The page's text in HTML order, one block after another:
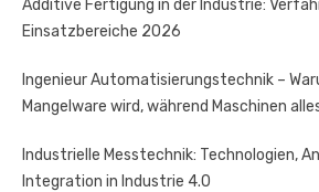
Additive Fertigung in der Industrie:
Einsatzbereiche 2026
Ingenieur Automatisierungstechnik –
Mangelware wird, während Maschinen
Industrielle Messtechnik: Technologien,
Integration in Industrie 4.0